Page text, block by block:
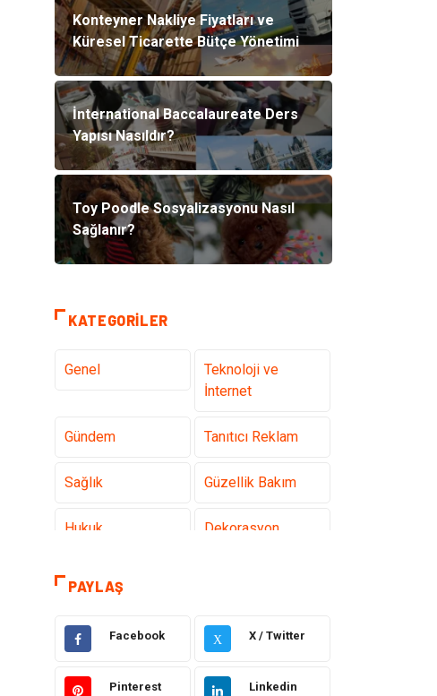
Konteyner Nakliye Fiyatları ve
Küresel Ticarette Bütçe Yönetimi
İnternational Baccalaureate Ders
Yapısı Nasıldır?
Toy Poodle Sosyalizasyonu Nasıl
Sağlanır?
KATEGORILER
Genel
Teknoloji ve
İnternet
Gündem Tanıtıcı Reklam
Sağlık Güzellik Bakım
Hukuk Dekorasyon
Elektrik &
Elektronik
Sağlıklı Yaşam Organizasyon
Eğitim ve Kariyer Gıda
PAYLAŞ
Facebook X X / Twitter
Pinterest Linkedin